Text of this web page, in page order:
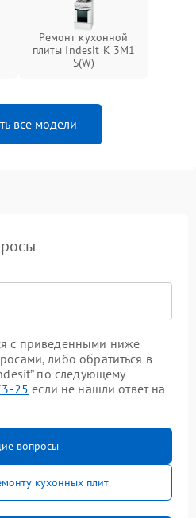
Ремонт кухонной
плиты Indesit K 3M1
S(W)
все модели
с приведенными ниже
либо обратиться в
по следующему
25 если не нашли ответ на
вопросы
кухонных плит